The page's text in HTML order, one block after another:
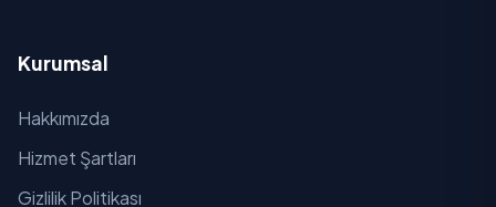
Kurumsal
Hakkımızda
Hizmet Şartları
Gizlilik Politikası